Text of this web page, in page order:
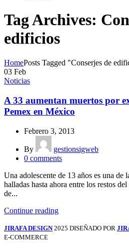
Tag Archives:
edificios
HomePosts Tagged "Conserjes de
03 Feb
Noticias
A 33 aumentan muertos por
Pemex en México
Febrero 3, 2013
By
gestionsigweb
0 comments
Una adolescente de 13 años es una de
halladas hasta ahora entre los restos
de...
Continue reading
JIRAFA DESIGN 2025 DISEÑADO POR
E-COMMERCE